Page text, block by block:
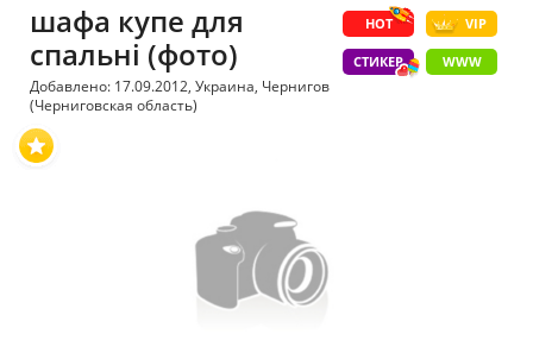
HOT VIP
СТИКЕР WWW
шафа купе для
спальні (фото)
Добавлено: 17.09.2012, Украина, Чернигов
(Черниговская область)